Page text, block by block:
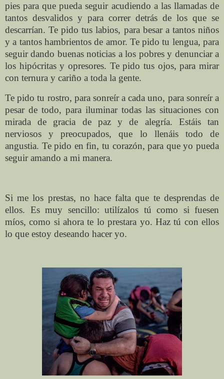
pies para que pueda seguir acudiendo a las llamadas de
tantos desvalidos y para correr detrás de los que se
descarrían. Te pido tus labios, para besar a tantos niños
y a tantos hambrientos de amor. Te pido tu lengua, para
seguir dando buenas noticias a los pobres y denunciar a
los hipócritas y opresores. Te pido tus ojos, para mirar
con ternura y cariño a toda la gente.
Te pido tu rostro, para sonreír a cada uno, para sonreír a
pesar de todo, para iluminar todas las situaciones con
mirada de gracia de paz y de alegría. Estáis tan
nerviosos y preocupados, que lo llenáis todo de
angustia. Te pido en fin, tu corazón, para que yo pueda
seguir amando a mi manera.
Si me los prestas, no hace falta que te desprendas de
ellos. Es muy sencillo: utilízalos tú como si fuesen
míos, como si ahora te lo prestara yo. Haz tú con ellos
lo que estoy deseando hacer yo.